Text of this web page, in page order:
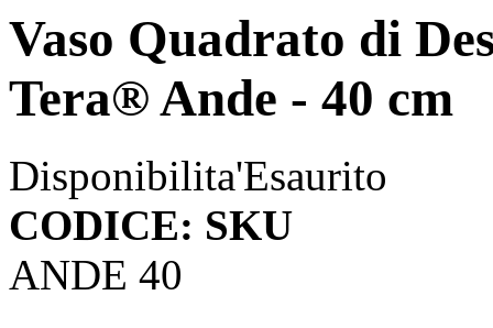
Vaso Quadrato di
Tera® Ande - 40 cm
Disponibilita'Esaurito
CODICE: SKU
ANDE 40